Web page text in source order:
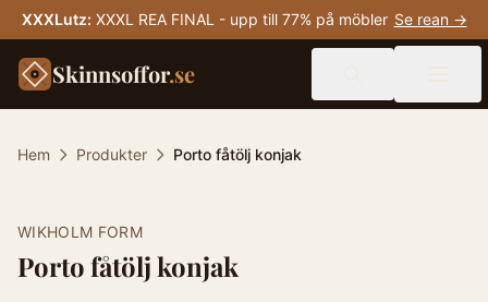
XXXLutz: XXXL REA FINAL - upp till 77% på möbler Se rean →
Skinnsoffor.se
Hem Produkter Porto fåtölj konjak
WIKHOLM FORM
Porto fåtölj konjak